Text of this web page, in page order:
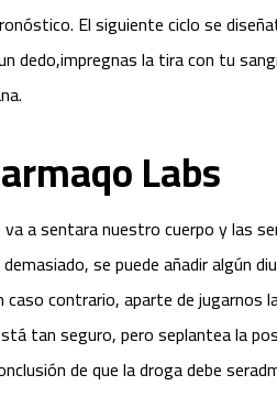
El siguiente ciclo se
dedo,impregnas la tira con tu
Labs
a sentara nuestro cuerpo y las
se puede añadir algún
contrario, aparte de jugarnos
tan seguro, pero seplantea la
de que la droga debe